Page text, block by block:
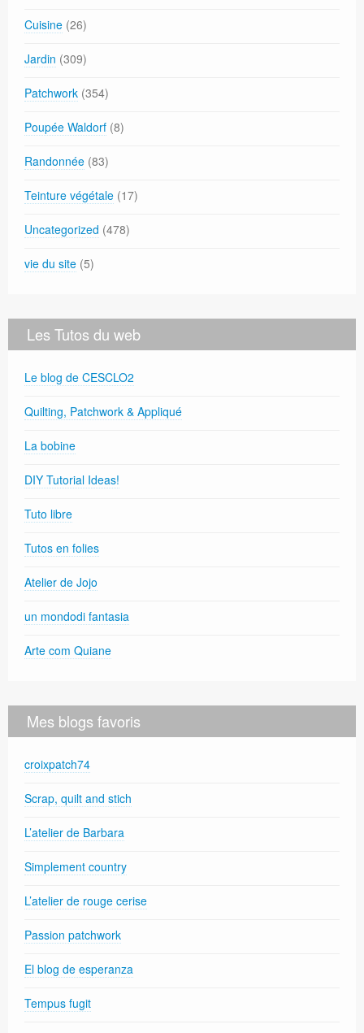
Cuisine (26)
Jardin (309)
Patchwork (354)
Poupée Waldorf (8)
Randonnée (83)
Teinture végétale (17)
Uncategorized (478)
vie du site (5)
Les Tutos du web
Le blog de CESCLO2
Quilting, Patchwork & Appliqué
La bobine
DIY Tutorial Ideas!
Tuto libre
Tutos en folies
Atelier de Jojo
un mondodi fantasia
Arte com Quiane
Mes blogs favoris
croixpatch74
Scrap, quilt and stich
L’atelier de Barbara
Simplement country
L’atelier de rouge cerise
Passion patchwork
El blog de esperanza
Tempus fugit